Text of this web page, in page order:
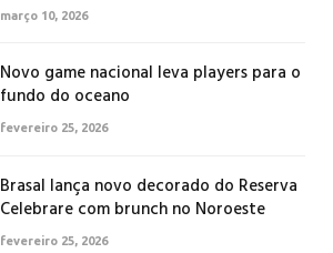
março 10, 2026
Novo game nacional leva players para o
fundo do oceano
fevereiro 25, 2026
Brasal lança novo decorado do Reserva
Celebrare com brunch no Noroeste
fevereiro 25, 2026